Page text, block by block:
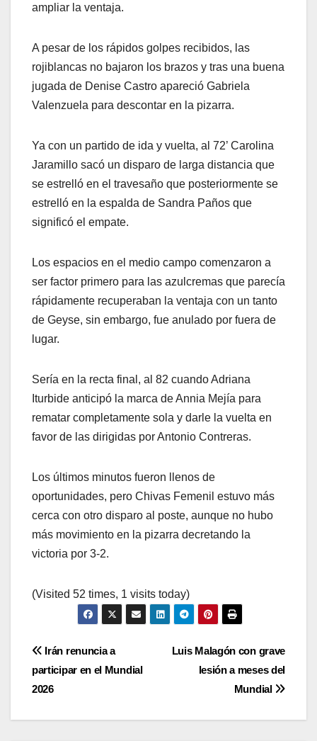
ampliar la ventaja.
A pesar de los rápidos golpes recibidos, las
rojiblancas no bajaron los brazos y tras una buena
jugada de Denise Castro apareció Gabriela
Valenzuela para descontar en la pizarra.
Ya con un partido de ida y vuelta, al 72’ Carolina
Jaramillo sacó un disparo de larga distancia que
se estrelló en el travesaño que posteriormente se
estrelló en la espalda de Sandra Paños que
significó el empate.
Los espacios en el medio campo comenzaron a
ser factor primero para las azulcremas que parecía
rápidamente recuperaban la ventaja con un tanto
de Geyse, sin embargo, fue anulado por fuera de
lugar.
Sería en la recta final, al 82 cuando Adriana
Iturbide anticipó la marca de Annia Mejía para
rematar completamente sola y darle la vuelta en
favor de las dirigidas por Antonio Contreras.
Los últimos minutos fueron llenos de
oportunidades, pero Chivas Femenil estuvo más
cerca con otro disparo al poste, aunque no hubo
más movimiento en la pizarra decretando la
victoria por 3-2.
(Visited 52 times, 1 visits today)
Navegación
de
entradas
Luis Malagón con grave
lesión a meses del
Mundial
Irán renuncia a
participar en el Mundial
2026